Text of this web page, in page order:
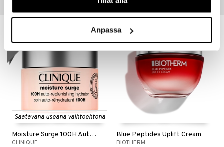
Anpassa
Saatavana useana vaihtoehtona
Moisture Surge 100H Auto Replenishing Hydrator
CLINIQUE
kampanja -20%
Blue Peptides Uplift Cream
BIOTHERM